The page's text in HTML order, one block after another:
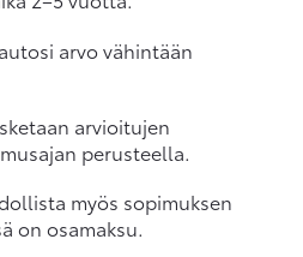
arvo vähintään
arvioitujen
perusteella.
myös sopimuksen
on osamaksu.